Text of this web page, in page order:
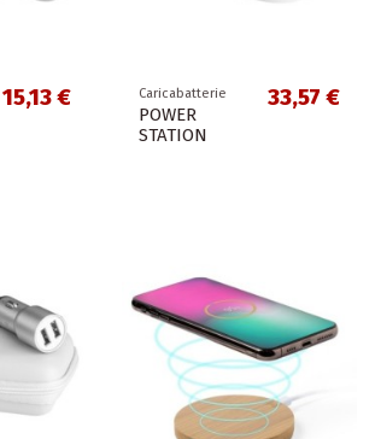
15,13 € Caricabatterie
POWER
STATION
33,57 €